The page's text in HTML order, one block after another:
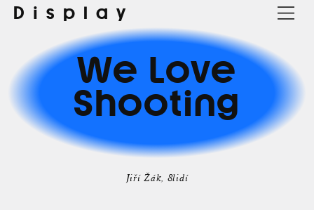
Display
We Love
Shooting
Jiří Žák 8lidí